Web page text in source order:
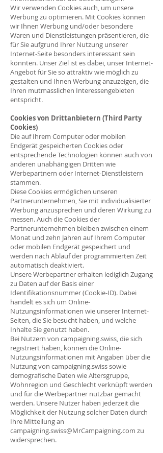
Wir verwenden Cookies auch, um unsere
Werbung zu optimieren. Mit Cookies können
wir Ihnen Werbung und/oder besondere
Waren und Dienstleistungen präsentieren, die
für Sie aufgrund Ihrer Nutzung unserer
Internet-Seite besonders interessant sein
könnten. Unser Ziel ist es dabei, unser Internet-
Angebot für Sie so attraktiv wie möglich zu
gestalten und Ihnen Werbung anzuzeigen, die
Ihren mutmasslichen Interessengebieten
entspricht.
Cookies von Drittanbietern (Third Party
Cookies)
Die auf Ihrem Computer oder mobilen
Endgerät gespeicherten Cookies oder
entsprechende Technologien können auch von
anderen unabhängigen Dritten wie
Werbepartnern oder Internet-Dienstleistern
stammen.
Diese Cookies ermöglichen unseren
Partnerunternehmen, Sie mit individualisierter
Werbung anzusprechen und deren Wirkung zu
messen. Auch die Cookies der
Partnerunternehmen bleiben zwischen einem
Monat und zehn Jahren auf Ihrem Computer
oder mobilen Endgerät gespeichert und
werden nach Ablauf der programmierten Zeit
automatisch deaktiviert.
Unsere Werbepartner erhalten lediglich Zugang
zu Daten auf der Basis einer
Identifikationsnummer (Cookie-ID). Dabei
handelt es sich um Online-
Nutzungsinformationen wie unserer Internet-
Seiten, die Sie besucht haben, und welche
Inhalte Sie genutzt haben.
Bei Nutzern von campaigning.swiss, die sich
registriert haben, können die Online-
Nutzungsinformationen mit Angaben über die
Nutzung von campaigning.swiss sowie
demografische Daten wie Altersgruppe,
Wohnregion und Geschlecht verknüpft werden
und für die Werbepartner nutzbar gemacht
werden. Unsere Nutzer haben jederzeit die
Möglichkeit der Nutzung solcher Daten durch
Ihre Mitteilung an
campaigning.swiss@MrCampaigning.com zu
widersprechen.